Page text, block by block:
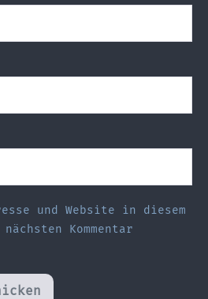
und Website in diesem
Kommentar